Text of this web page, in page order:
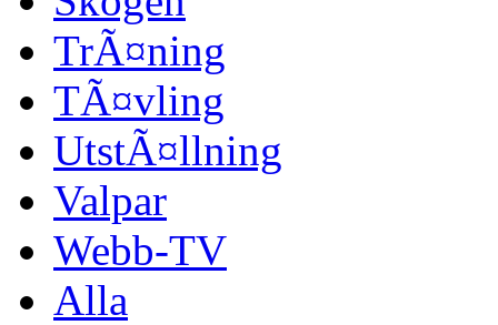
TrÃ¤ning
TÃ¤vling
UtstÃ¤llning
Valpar
Webb-TV
Alla